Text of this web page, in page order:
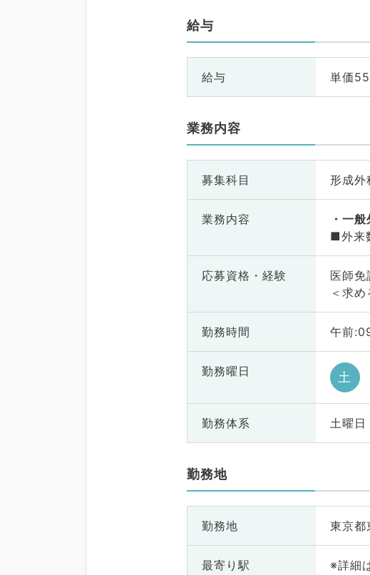
給与
給与 単価
業務内容
募集科目 形成外
業務内容
一般
■外来
応募資格・ 経験
医師免
＜求
勤務時間 午前
勤務曜日 土
勤務体系 土曜日
勤務地
勤務地 東京都
最寄り駅 ※詳細